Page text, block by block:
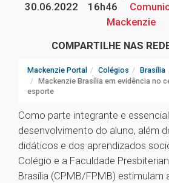
30.06.2022
16h46
Mackenzie
COMPARTILHE NAS
Mackenzie Portal Colégios Brasília
Mackenzie Brasília em evidência no
esporte
Como parte integrante e
desenvolvimento do aluno, além
didáticos e dos aprendizados
Colégio e a Faculdade
Brasília (CPMB/FPMB) estimulam